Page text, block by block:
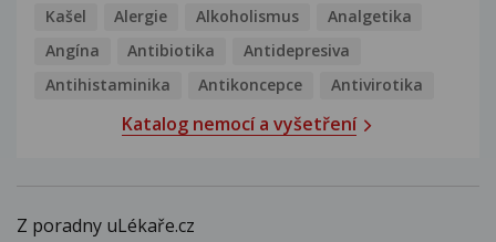
Kašel Alergie Alkoholismus
Analgetika
Angína
Antibiotika
Antidepresiva
Antihistaminika
Antikoncepce Antivirotika
Katalog nemocí a vyšetření
Z poradny uLékaře.cz